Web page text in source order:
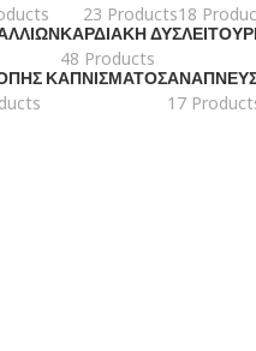
23 Products18
ΚΑΡΔΙΑΚΉ
48 Products
ΚΑΠΝΊΣΜΑΤΟΣ
17